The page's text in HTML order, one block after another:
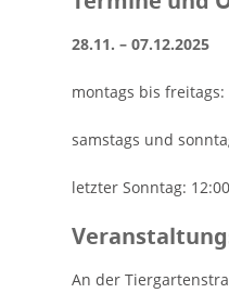
28.11. – 07.12.2025
montags bis
samstags und
letzter Sonntag:
An der